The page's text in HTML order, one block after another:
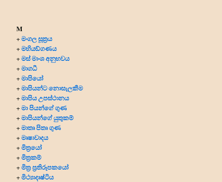
M
+මංගල සූත්‍රය
+මහියඞ්ගණය
+මස් මාංශ අනුභවය
+මාගධී
+මාපියෝ
+මාපියන්ට නොසැලකීම
+මාපිය උපස්ථානය
+මා පියන්ගේ ගුණ
+මාපියන්ගේ යුතුකම්
+මාතෘ පිතෘ ගුණ
+මෘෂාවාදය
+මිත්‍රයෝ
+මිත්‍ර‍කම්
+මිත්‍ර‍ ප්‍ර‍තිරූපකයෝ
+මිථ්‍යාදෘෂ්ටිය